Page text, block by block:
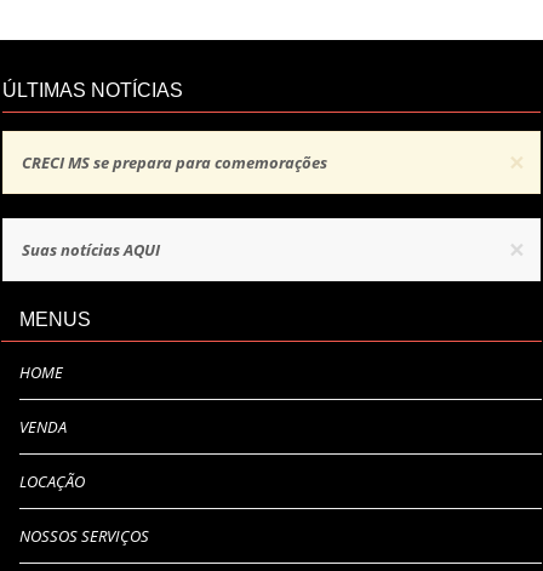
ÚLTIMAS NOTÍCIAS
×
CRECI MS se prepara para comemorações
×
Suas notícias AQUI
MENUS
HOME
VENDA
LOCAÇÃO
NOSSOS SERVIÇOS